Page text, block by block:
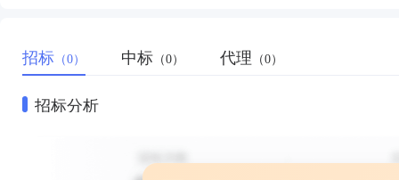
招标 （0） 中标 （0） 代理 （0）
招标分析